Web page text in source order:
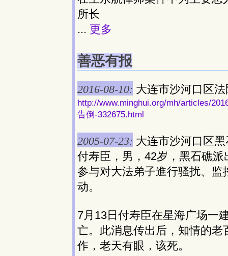
所长
... 更多
善恶有报
2016-08-10: 大连市沙河口区
http://www.minghui.org/mh/articles/
告倒-332675.html
2005-07-23: 大连市沙河口区
付寿臣，男，42岁，黑石礁
参与对大法弟子進行骚扰、
动。
7月13日付寿臣在星海广场一
亡。此消息传出后，知情的
作，老天有眼，该死。